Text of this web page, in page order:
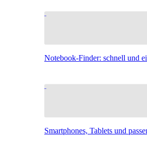
Notebook-Finder: schnell und
Smartphones, Tablets und